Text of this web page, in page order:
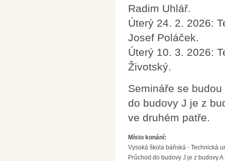
Radim Uhlář.
Úterý 24. 2. 2026:
Josef Poláček.
Úterý 10. 3. 2026:
Životský.
Semináře se
do budovy J je z
ve druhém patře.
Místo konání:
Vysoká škola báňská - Technická
Průchod do budovy J je z budovy